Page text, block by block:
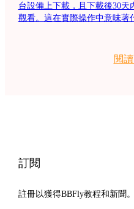
台設備上下載，且下載後30
觀看。這在實際操作中意味著
閱
訂閱
註冊以獲得BBFly教程和新聞